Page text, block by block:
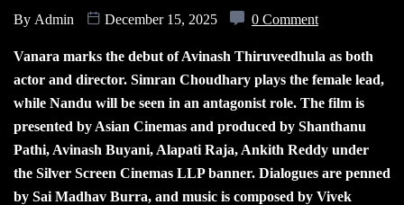
By Admin December 15, 2025 0 Comment
Vanara marks the debut of Avinash Thiruveedhula as both
actor and director. Simran Choudhary plays the female lead,
while Nandu will be seen in an antagonist role. The film is
presented by Asian Cinemas and produced by Shanthanu
Pathi, Avinash Buyani, Alapati Raja, Ankith Reddy under
the Silver Screen Cinemas LLP banner. Dialogues are penned
by Sai Madhav Burra, and music is composed by Vivek